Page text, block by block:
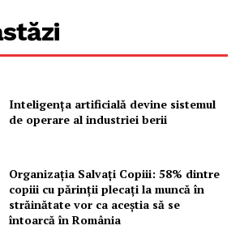
Inteligența artificială devine sistemul
de operare al industriei berii
Organizația Salvați Copiii: 58% dintre
copiii cu părinții plecați la muncă în
străinătate vor ca aceștia să se
întoarcă în România